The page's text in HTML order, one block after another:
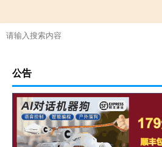
公告